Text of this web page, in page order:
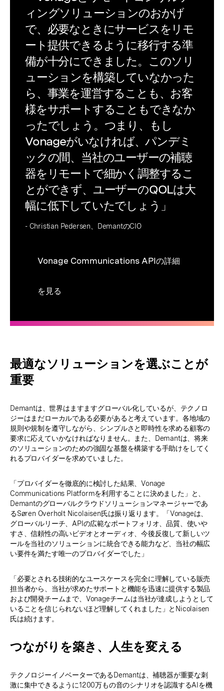
ィングソリューションのおかげ
で、必要なときにサービスをリモ
ート提供できるように移行する準
備が十分にできました。このソリ
ューションを構築していなかった
ら、事業を運営することも、お客
様をサポートすることもできなか
ったでしょう。つまり、もし
Vonageがいなければ、パンデミ
ックの間、当社のユーザーの補聴
器をリモートで細かく調整するこ
とができず、ユーザーのQOLは大
幅に低下していたでしょう」
- Christian Pedersen、DemantのCIO
Vonage Communications APIの詳細
を見る
最適なソリューションを選ぶことが
重要
Demantは、世界はますますグローバル化しているが、テクノロ
ジーはまだローカルである必要があると考えています。各地域の
規則や規制を遵守しながら、シンプルさと即時性を求める顧客の
要求に応えていかなければなりません。また、Demantは、将来
のソリューションのための強固な基盤を構築する手助けをしてく
れるプロバイダーを求めていました。
「プロバイダーを徹底的に検討した結果、Vonage
Communications Platformを利用することに決めました」と、
Demantのグローバルクラウドソリューションマネージャーであ
るSøren Overholt Nicolaisen氏は振り返ります。「Vonageは、
グローバルリーチ、APIの広範なポートフォリオ、品質、使いや
すさ、信頼性の高いビデオとオーディオ、今後反復して新しいツ
ールを当社のソリューションに統合できる能力など、当社の幅広
い要件を満たす唯一のプロバイダーでした」
「必要とされる技術的なユースケースを完全に理解している販売
担当者から、当社が求めたサポートと機能を迅速に提供する製品
および開発チームまで、Vonageチームは当社が達成しようとして
いることを信じられないほど理解してくれました」とNicolaisen
氏は続けます。
つながりを築き、人生を変える
テクノロジーイノベーターであるDemantは、補聴器が重要な刺
激に集中できるように1200万もの音のシナリオを認識するAIを機